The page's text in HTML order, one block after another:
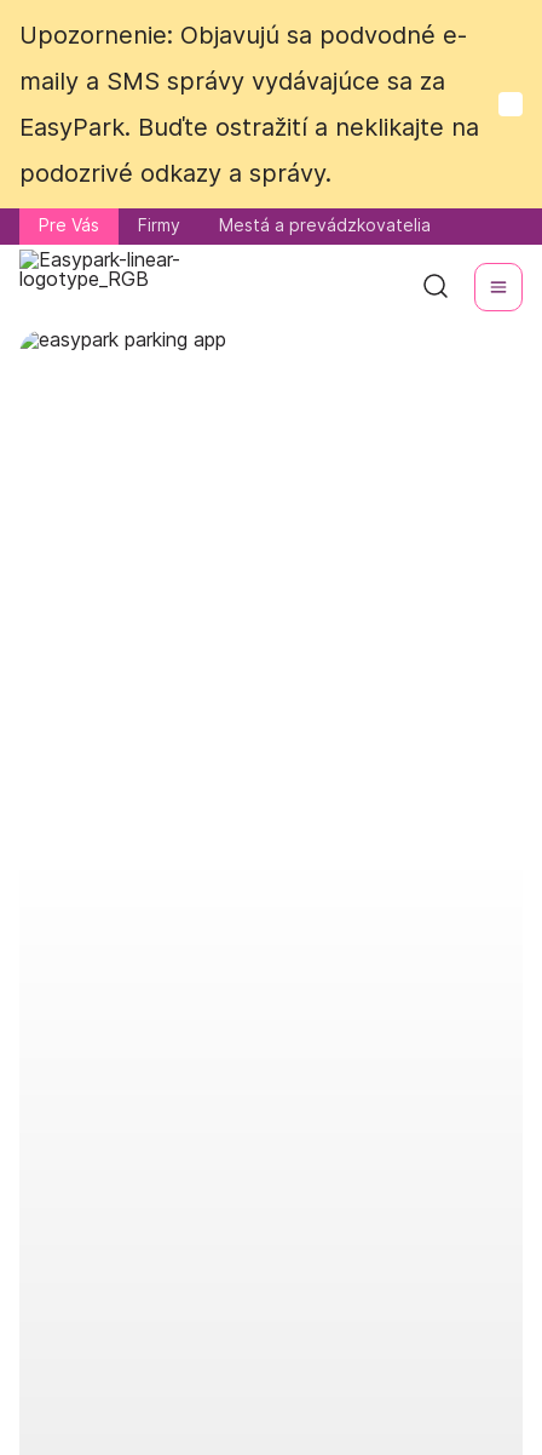
Upozornenie: Objavujú sa podvodné e-
maily a SMS správy vydávajúce sa za
EasyPark. Buďte ostražití a neklikajte na
podozrivé odkazy a správy.
Pre Vás Firmy Mestá a prevádzkovatelia
Upozornenie: Objavujú sa podvodné e-
maily a SMS správy vydávajúce sa za
EasyPark. Buďte ostražití a neklikajte na
podozrivé odkazy a správy.
Pre Vás Firmy Mestá a prevádzkovatelia